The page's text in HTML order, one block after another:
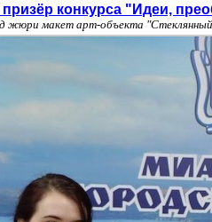
призёр конкурса "Идеи,
жюри макет арт-объекта